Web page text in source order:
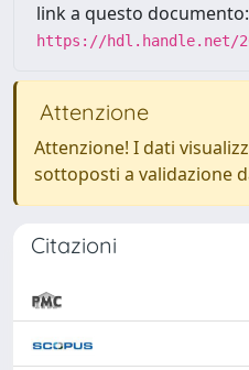
link a questo documento:
https://hdl.handle.net/
Attenzione
Attenzione! I dati
sottoposti a validazione
Citazioni